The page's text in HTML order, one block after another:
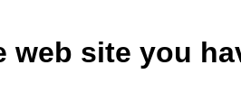
web site you